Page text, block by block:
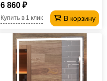
6 860 ₽
В корзину
Купить в 1 клик